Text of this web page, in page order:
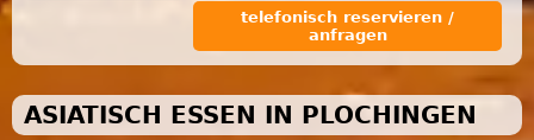
telefonisch reservieren /
anfragen
ASIATISCH ESSEN IN PLOCHINGEN